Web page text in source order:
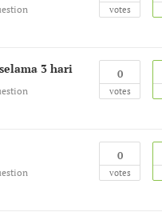
votes
0
votes
3 hari
0
votes